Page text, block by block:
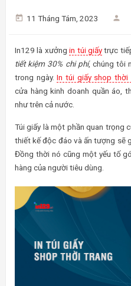
11 Tháng Tám, 2023
In129 là xưởngin túi giấytrực
tiết kiệm 30% chi phí, chúng tôi
trong ngày.In túi giấy shop thời
cửa hàng kinh doanh quần áo,
như trên cả nước.
Túi giấy là một phần quan trọng
thiết kế độc đáo và ấn tượng sẽ
Đồng thời nó cũng một yếu tố
hàng của người tiêu dùng.